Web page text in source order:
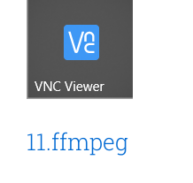
11.ffmpeg